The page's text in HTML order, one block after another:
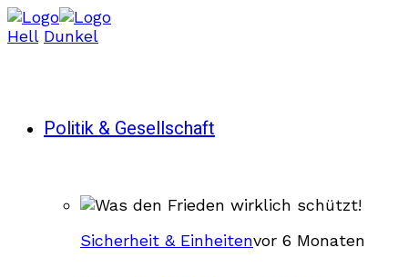
Hell Dunkel
Politik & Gesellschaft
Sicherheit & Einheitenvor 6 Monaten